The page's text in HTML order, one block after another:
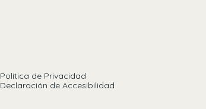
Política de Privacidad
Declaración de Accesibilidad